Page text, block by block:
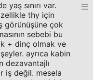
sınırı var.
thy için
görünüşüne çok
sebebi bu
+ dinç olmak ve
ayrıca kabin
dezavantajlı
iş değil. mesela